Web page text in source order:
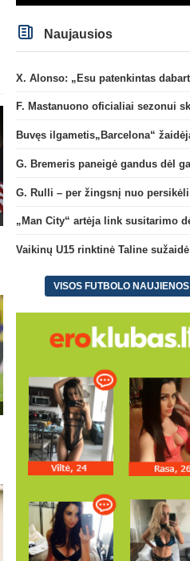
Naujausios
VISOS FUTBOLO NAUJIENOS